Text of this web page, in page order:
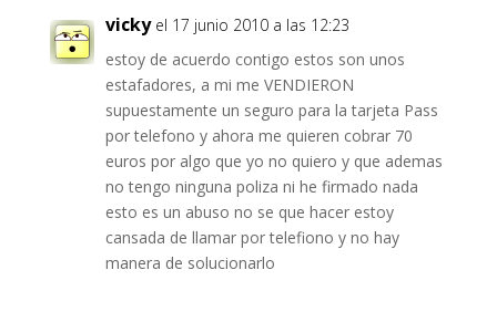
vicky el 17 junio 2010 a las 12:23
estoy de acuerdo contigo estos son unos
estafadores, a mi me VENDIERON
supuestamente un seguro para la tarjeta Pass
por telefono y ahora me quieren cobrar 70
euros por algo que yo no quiero y que ademas
no tengo ninguna poliza ni he firmado nada
esto es un abuso no se que hacer estoy
cansada de llamar por telefiono y no hay
manera de solucionarlo